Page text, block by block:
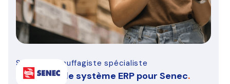
Saintaire chauffagiste spécialiste
Une nouvelle système ERP pour Senec.